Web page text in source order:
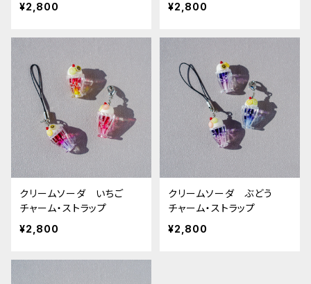
¥2,800
¥2,800
クリームソーダ いちご
チャーム・ストラップ
¥2,800
クリームソーダ ぶどう
チャーム・ストラップ
¥2,800